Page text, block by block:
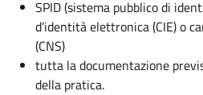
SPID (sistema pubblico di
d’identità elettronica (CIE) o
(CNS)
tutta la documentazione
della pratica.